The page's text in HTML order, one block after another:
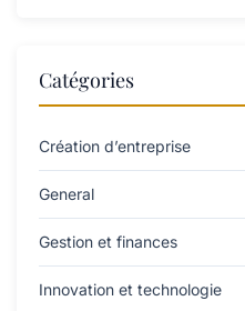
Catégories
Création d’entreprise
General
Gestion et finances
Innovation et technologie